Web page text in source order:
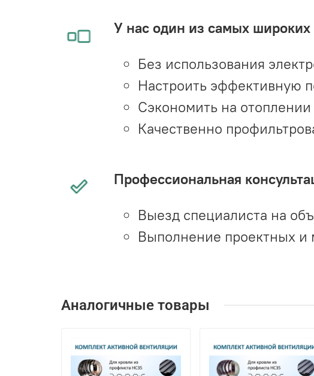
У нас один из самых широких
Без использования
Настроить эффективную
Сэкономить на
Качественно
Профессиональная
Выезд специалиста на
Выполнение проектных и
Аналогичные товары